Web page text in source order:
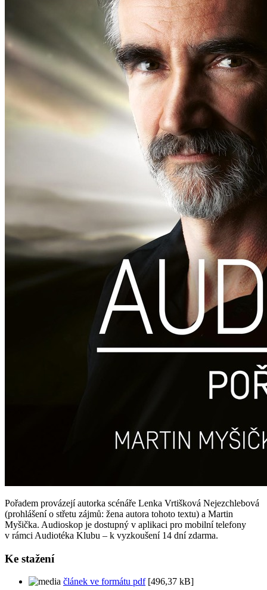
Pořadem provázejí autorka scénáře Lenka Vrtišková Nejezchlebová
(prohlášení o střetu zájmů: žena autora tohoto textu) a Martin
Myšička. Audioskop je dostupný v aplikaci pro mobilní telefony
v rámci Audiotéka Klubu – k vyzkoušení 14 dní zdarma.
Ke stažení
článek ve formátu pdf[496,37 kB]